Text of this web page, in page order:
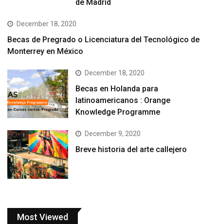
de Madrid
December 18, 2020
Becas de Pregrado o Licenciatura del Tecnológico de
Monterrey en México
December 18, 2020
Becas en Holanda para
latinoamericanos : Orange
Knowledge Programme
December 9, 2020
Breve historia del arte callejero
Most Viewed